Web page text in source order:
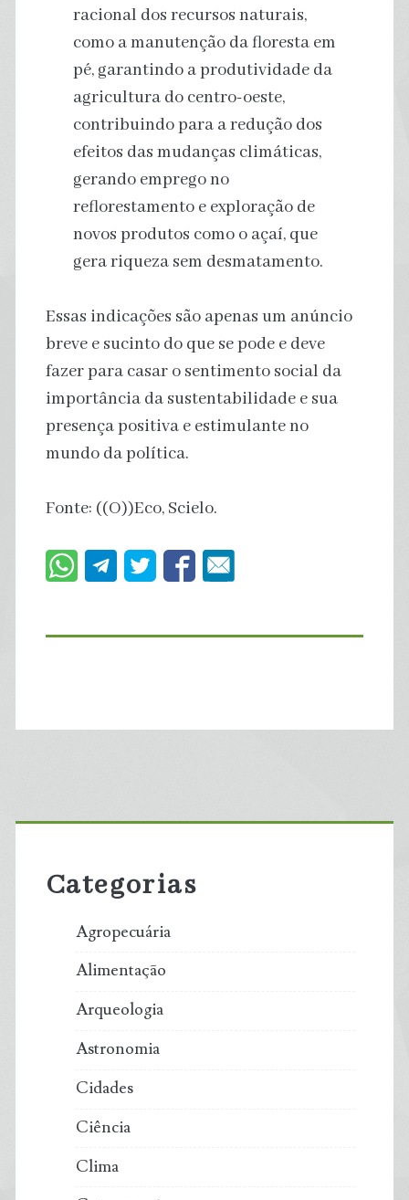
racional dos recursos naturais,
como a manutenção da floresta em
pé, garantindo a produtividade da
agricultura do centro-oeste,
contribuindo para a redução dos
efeitos das mudanças climáticas,
gerando emprego no
reflorestamento e exploração de
novos produtos como o açaí, que
gera riqueza sem desmatamento.
Essas indicações são apenas um anúncio
breve e sucinto do que se pode e deve
fazer para casar o sentimento social da
importância da sustentabilidade e sua
presença positiva e estimulante no
mundo da política.
Fonte: ((O))Eco, Scielo.
Primary
Sidebar
Categorias
Agropecuária
Alimentação
Arqueologia
Astronomia
Cidades
Ciência
Clima